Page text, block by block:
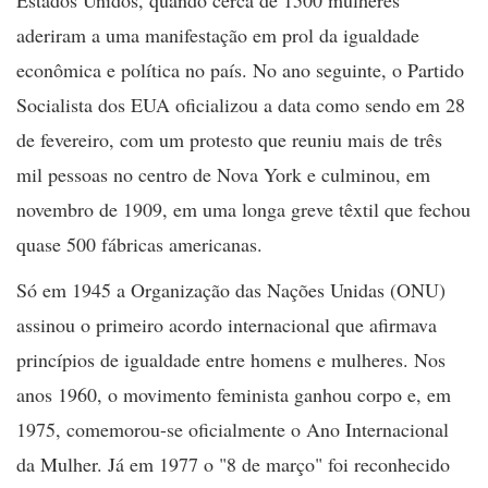
aderiram a uma manifestação em prol da igualdade
econômica e política no país. No ano seguinte, o Partido
Socialista dos EUA oficializou a data como sendo em 28
de fevereiro, com um protesto que reuniu mais de três
mil pessoas no centro de Nova York e culminou, em
novembro de 1909, em uma longa greve têxtil que fechou
quase 500 fábricas americanas.
Só em 1945 a Organização das Nações Unidas (ONU)
assinou o primeiro acordo internacional que afirmava
princípios de igualdade entre homens e mulheres. Nos
anos 1960, o movimento feminista ganhou corpo e, em
1975, comemorou-se oficialmente o Ano Internacional
da Mulher. Já em 1977 o "8 de março" foi reconhecido